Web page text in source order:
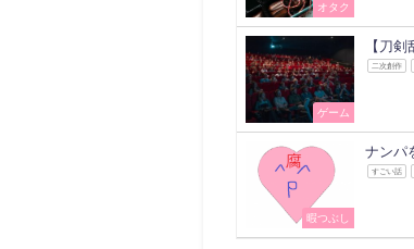
オタク
ゲーム
【刀
二次創作
暇つぶし
ナンパ
すごい話